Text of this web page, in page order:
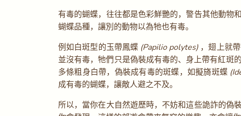
有毒的蝴蝶，往往都是色彩鮮艷的，警告其他動物
蝴蝶品種，讓別的動物以為牠也有毒。
例如白斑型的玉帶鳳蝶 (Papilio polytes) ，翅上就
並沒有毒，牠們只是偽裝成有毒的、身上帶有紅斑
多條粗身白帶，偽裝成有毒的斑蝶，如擬旖斑蝶
成有毒的蝴蝶，讓敵人避之不及。
所以，當你在大自然遊歷時，不妨和這些詭詐的偽